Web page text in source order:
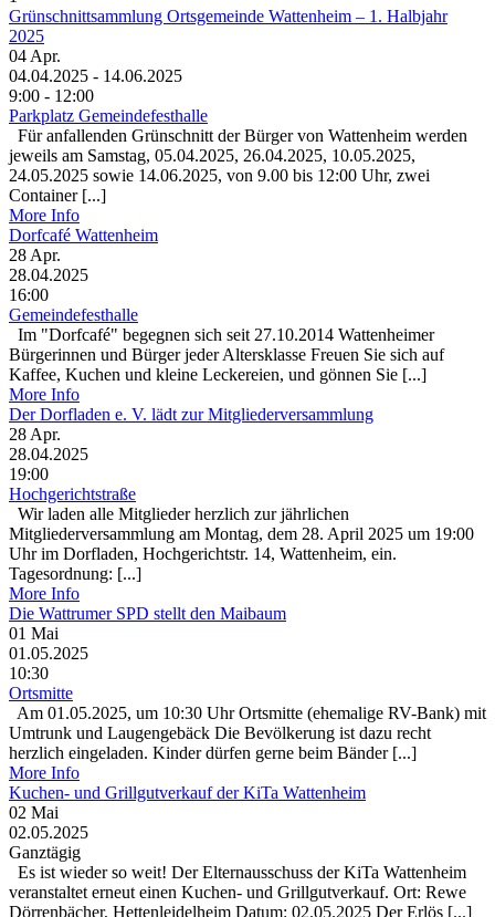
Grünschnittsammlung Ortsgemeinde Wattenheim – 1. Halbjahr
2025
04 Apr.
04.04.2025 - 14.06.2025
9:00 - 12:00
Parkplatz Gemeindefesthalle
Für anfallenden Grünschnitt der Bürger von Wattenheim werden
jeweils am Samstag, 05.04.2025, 26.04.2025, 10.05.2025,
24.05.2025 sowie 14.06.2025, von 9.00 bis 12:00 Uhr, zwei
Container [...]
More Info
Dorfcafé Wattenheim
28 Apr.
28.04.2025
16:00
Gemeindefesthalle
Im "Dorfcafé" begegnen sich seit 27.10.2014 Wattenheimer
Bürgerinnen und Bürger jeder Altersklasse Freuen Sie sich auf
Kaffee, Kuchen und kleine Leckereien, und gönnen Sie [...]
More Info
Der Dorfladen e. V. lädt zur Mitgliederversammlung
28 Apr.
28.04.2025
19:00
Hochgerichtstraße
Wir laden alle Mitglieder herzlich zur jährlichen
Mitgliederversammlung am Montag, dem 28. April 2025 um 19:00
Uhr im Dorfladen, Hochgerichtstr. 14, Wattenheim, ein.
Tagesordnung: [...]
More Info
Die Wattrumer SPD stellt den Maibaum
01 Mai
01.05.2025
10:30
Ortsmitte
Am 01.05.2025, um 10:30 Uhr Ortsmitte (ehemalige RV-Bank) mit
Umtrunk und Laugengebäck Die Bevölkerung ist dazu recht
herzlich eingeladen. Kinder dürfen gerne beim Bänder [...]
More Info
Kuchen- und Grillgutverkauf der KiTa Wattenheim
02 Mai
02.05.2025
Ganztägig
Es ist wieder so weit! Der Elternausschuss der KiTa Wattenheim
veranstaltet erneut einen Kuchen- und Grillgutverkauf. Ort: Rewe
Dörrenbächer, Hettenleidelheim Datum: 02.05.2025 Der Erlös [...]